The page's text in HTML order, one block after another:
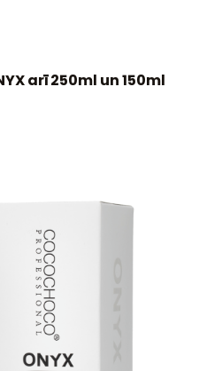
arī 250ml un 150ml